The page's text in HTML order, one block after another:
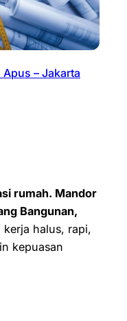
– Jakarta
rumah. Mandor
Bangunan,
kerja halus, rapi,
kepuasan